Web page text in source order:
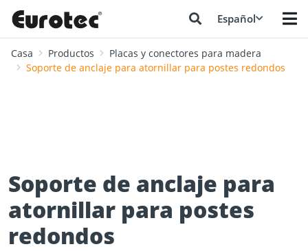
Español
Casa Productos
Placas y conectores para madera
Soporte de anclaje para atornillar para postes redondos
Soporte de anclaje para
atornillar para postes
redondos